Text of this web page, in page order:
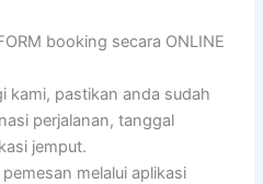
booking secara ONLINE
kami, pastikan anda sudah
perjalanan, tanggal
jemput.
melalui aplikasi